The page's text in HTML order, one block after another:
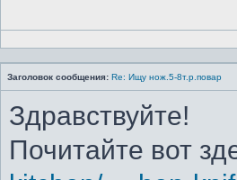
Заголовок сообщения: Re: Ищу нож.5-8т.р.повар
Здравствуйте!
Почитайте вот